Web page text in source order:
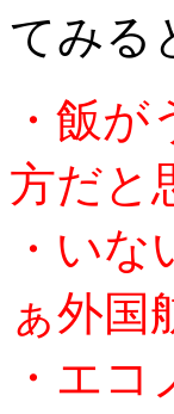
てみる
・飯
方だと
・い
ぁ外国
・エ